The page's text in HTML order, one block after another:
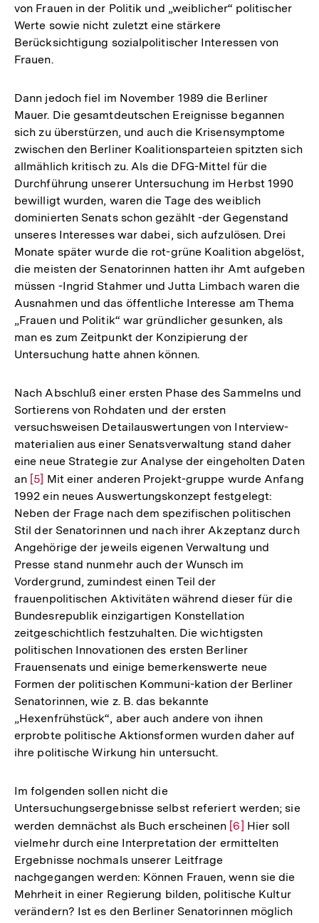
von Frauen in der Politik und „weiblicher“ politischer
Werte sowie nicht zuletzt eine stärkere
Berücksichtigung sozialpolitischer Interessen von
Frauen.
Dann jedoch fiel im November 1989 die Berliner
Mauer. Die gesamtdeutschen Ereignisse begannen
sich zu überstürzen, und auch die Krisensymptome
zwischen den Berliner Koalitionsparteien spitzten sich
allmählich kritisch zu. Als die DFG-Mittel für die
Durchführung unserer Untersuchung im Herbst 1990
bewilligt wurden, waren die Tage des weiblich
dominierten Senats schon gezählt -der Gegenstand
unseres Interesses war dabei, sich aufzulösen. Drei
Monate später wurde die rot-grüne Koalition abgelöst,
die meisten der Senatorinnen hatten ihr Amt aufgeben
müssen -Ingrid Stahmer und Jutta Limbach waren die
Ausnahmen und das öffentliche Interesse am Thema
„Frauen und Politik“ war gründlicher gesunken, als
man es zum Zeitpunkt der Konzipierung der
Untersuchung hatte ahnen können.
Nach Abschluß einer ersten Phase des Sammelns und
Sortierens von Rohdaten und der ersten
versuchsweisen Detailauswertungen von Interview-
materialien aus einer Senatsverwaltung stand daher
eine neue Strategie zur Analyse der eingeholten Daten
an Zur
Auflösung
der
Fußnote
[5] Mit einer anderen Projekt-gruppe wurde Anfang
1992 ein neues Auswertungskonzept festgelegt:
Neben der Frage nach dem spezifischen politischen
Stil der Senatorinnen und nach ihrer Akzeptanz durch
Angehörige der jeweils eigenen Verwaltung und
Presse stand nunmehr auch der Wunsch im
Vordergrund, zumindest einen Teil der
frauenpolitischen Aktivitäten während dieser für die
Bundesrepublik einzigartigen Konstellation
zeitgeschichtlich festzuhalten. Die wichtigsten
politischen Innovationen des ersten Berliner
Frauensenats und einige bemerkenswerte neue
Formen der politischen Kommuni-kation der Berliner
Senatorinnen, wie z. B. das bekannte
„Hexenfrühstück“, aber auch andere von ihnen
erprobte politische Aktionsformen wurden daher auf
ihre politische Wirkung hin untersucht.
Im folgenden sollen nicht die
Untersuchungsergebnisse selbst referiert werden; sie
werden demnächst als Buch erscheinen Zur
Auflösung
Fußnote
[6] Hier soll
vielmehr durch eine Interpretation der ermittelten
Ergebnisse nochmals unserer Leitfrage
nachgegangen werden: Können Frauen, wenn sie die
Mehrheit in einer Regierung bilden, politische Kultur
verändern? Ist es den Berliner Senatorinnen möglich